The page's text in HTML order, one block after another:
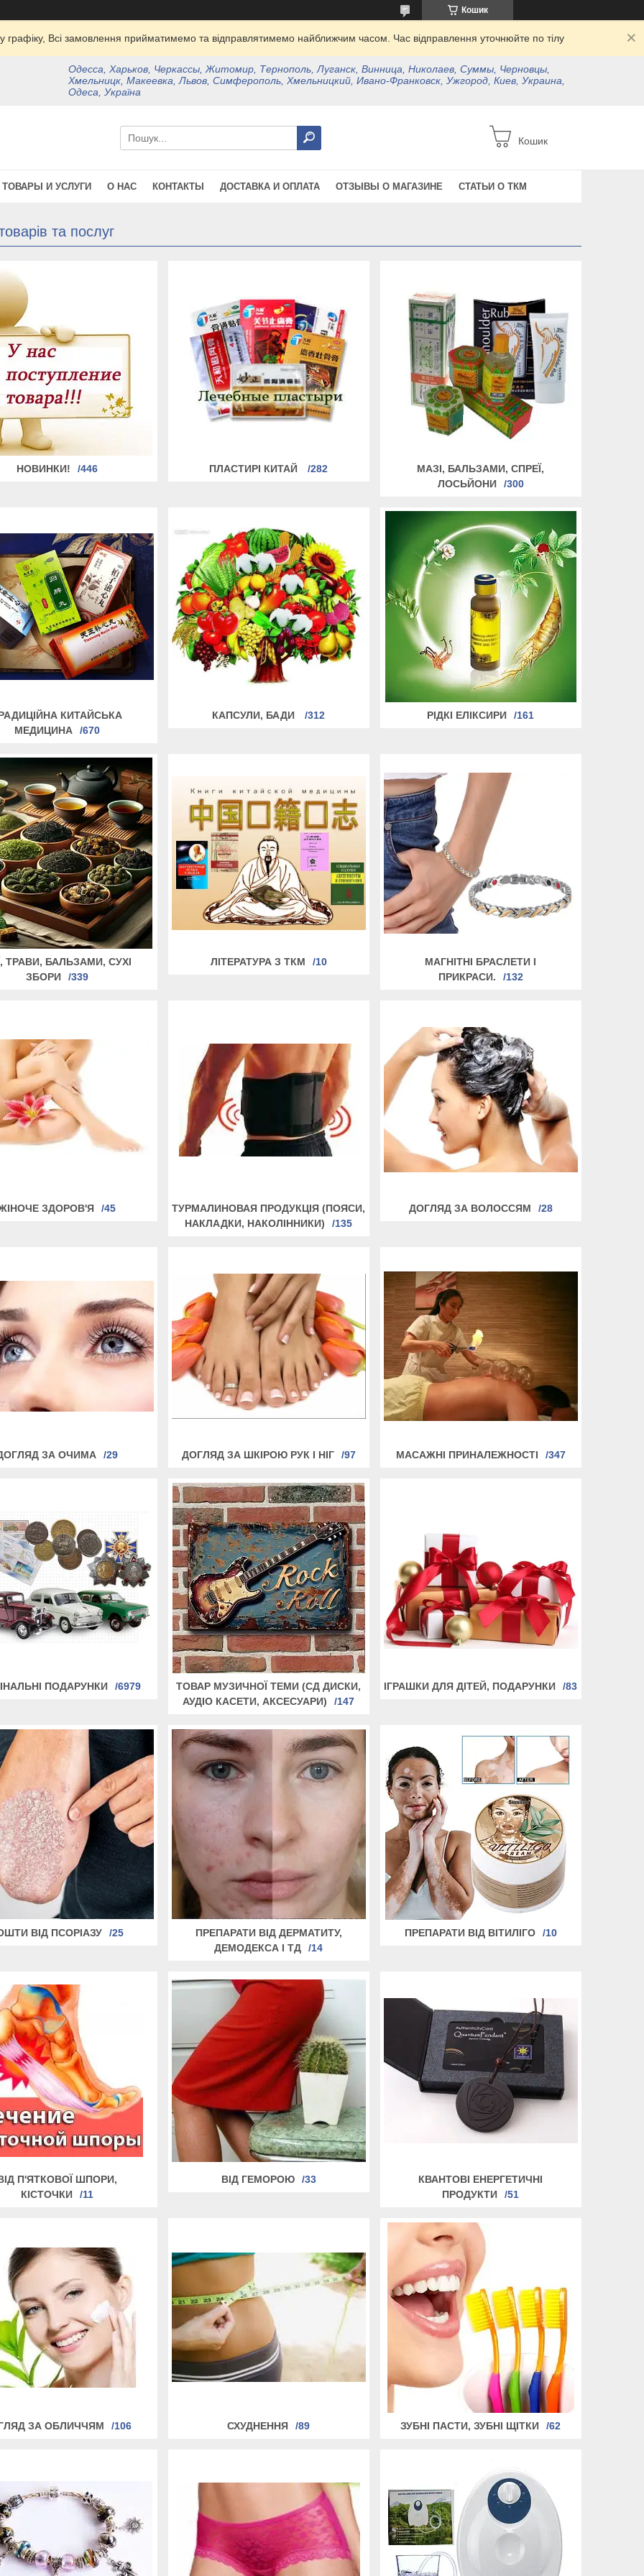
Кошик
Всі замовлення прийматимемо та відправлятимемо найближчим часом. Час відправлення уточнюйте по тілу
Одесса, Харьков, Черкассы, Житомир, Тернополь, Луганск, Винница, Николаев, Суммы, Черновцы,
Хмельницк, Макеевка, Львов, Симферополь, Хмельницкий, Ивано-Франковск, Ужгород, Киев, Украина,
Одеса, Україна
Кошик
ТОВАРЫ И УСЛУГИ О НАС КОНТАКТЫ ДОСТАВКА И ОПЛАТА ОТЗЫВЫ О МАГАЗИНЕ СТАТЬИ О ТКМ
та послуг
НОВИНКИ! 446 ПЛАСТИРІ КИТАЙ 282
МАЗІ, БАЛЬЗАМИ, СПРЕЇ,
ЛОСЬЙОНИ
300
КИТАЙСЬКА
МЕДИЦИНА
670
КАПСУЛИ, БАДИ 312 РІДКІ ЕЛІКСИРИ 161
ТРАВИ, БАЛЬЗАМИ, СУХІ
ЗБОРИ
339
ЛІТЕРАТУРА З ТКМ 10
МАГНІТНІ БРАСЛЕТИ І
ПРИКРАСИ.
132
ЗДОРОВ'Я 45
ТУРМАЛИНОВАЯ ПРОДУКЦІЯ (ПОЯСИ,
НАКЛАДКИ, НАКОЛІННИКИ)
135
ДОГЛЯД ЗА ВОЛОССЯМ 28
ЗА ОЧИМА 29 ДОГЛЯД ЗА ШКІРОЮ РУК І НІГ 97 МАСАЖНІ ПРИНАЛЕЖНОСТІ 347
ПОДАРУНКИ 6979
ТОВАР МУЗИЧНОЇ ТЕМИ (СД ДИСКИ,
АУДІО КАСЕТИ, АКСЕСУАРИ)
147
ІГРАШКИ ДЛЯ ДІТЕЙ, ПОДАРУНКИ 83
ВІД ПСОРІАЗУ 25
ПРЕПАРАТИ ВІД ДЕРМАТИТУ,
ДЕМОДЕКСА І ТД
14
ПРЕПАРАТИ ВІД ВІТИЛІГО 10
П'ЯТКОВОЇ ШПОРИ,
КІСТОЧКИ
11
ВІД ГЕМОРОЮ 33
КВАНТОВІ ЕНЕРГЕТИЧНІ
ПРОДУКТИ
51
ЗА ОБЛИЧЧЯМ 106 СХУДНЕННЯ 89 ЗУБНІ ПАСТИ, ЗУБНІ ЩІТКИ 62